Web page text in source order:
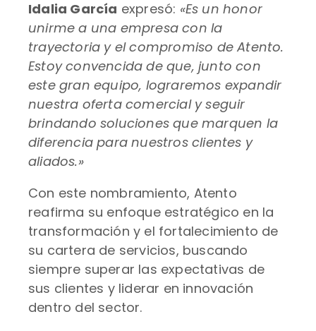
Idalia García expresó: «Es un honor
unirme a una empresa con la
trayectoria y el compromiso de Atento.
Estoy convencida de que, junto con
este gran equipo, lograremos expandir
nuestra oferta comercial y seguir
brindando soluciones que marquen la
diferencia para nuestros clientes y
aliados.»
Con este nombramiento, Atento
reafirma su enfoque estratégico en la
transformación y el fortalecimiento de
su cartera de servicios, buscando
siempre superar las expectativas de
sus clientes y liderar en innovación
dentro del sector.